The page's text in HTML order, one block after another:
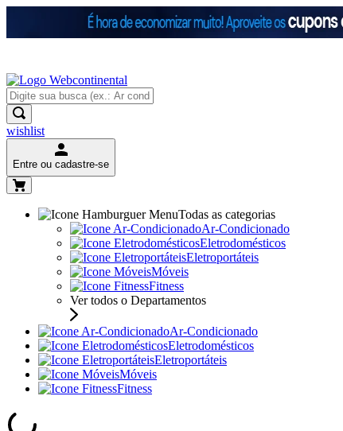
wishlist
Entre ou cadastre-se
Todas as categorias
Ar-Condicionado
Eletrodomésticos
Eletroportáteis
Móveis
Fitness
Ver todos o Departamentos
Ar-Condicionado
Eletrodomésticos
Eletroportáteis
Móveis
Fitness